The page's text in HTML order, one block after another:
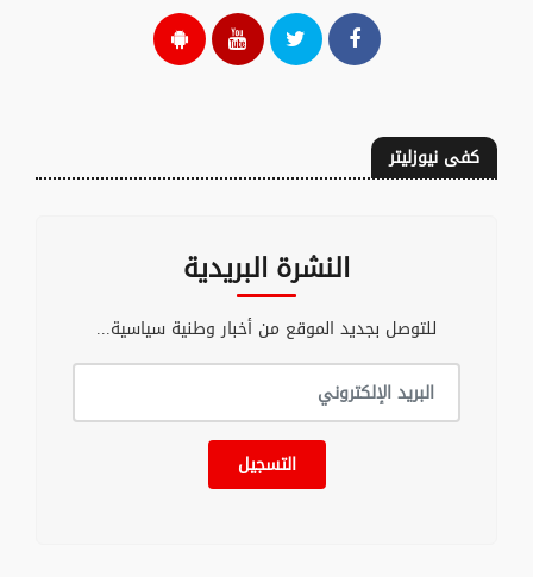
كفى نيوزليتر
النشرة البريدية
للتوصل بجديد الموقع من أخبار وطنية سياسية...
التسجيل